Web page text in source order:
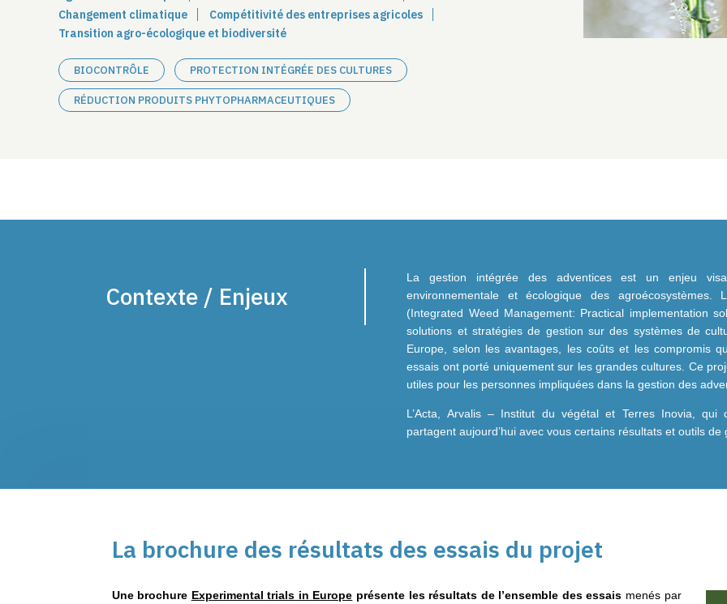
Changement climatique
Compétitivité des entreprises agricoles
Transition agro-écologique et biodiversité
BIOCONTRÔLE PROTECTION INTÉGRÉE DES CULTURES
RÉDUCTION PRODUITS PHYTOPHARMACEUTIQUES
Contexte / Enjeux
La gestion intégrée des adventices est un enjeu
environnementale et écologique des
(Integrated Weed Management: Practical implementation
solutions et stratégies de gestion sur des systèmes de
Europe, selon les avantages, les coûts et les compromis
essais ont porté uniquement sur les grandes cultures. Ce
utiles pour les personnes impliquées dans la gestion des
L’Acta, Arvalis – Institut du végétal et Terres Inovia, qui
partagent aujourd’hui avec vous certains résultats et outils de
La brochure des résultats des essais du projet
Une brochure Experimental trials in Europe présente les résultats de l’ensemble des essais menés par